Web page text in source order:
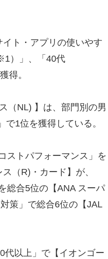
ト・アプリの使いやす
）」、「40代
得。
（NL) 】は、部門別の男
1位を獲得している。
ストパフォーマンス」を
（R)・カード】が、
総合5位の【ANA スーパ
策」で総合6位の【JAL
以上」で【イオンゴー